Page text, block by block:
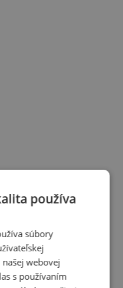
používa
súbory
webovej
s používaním